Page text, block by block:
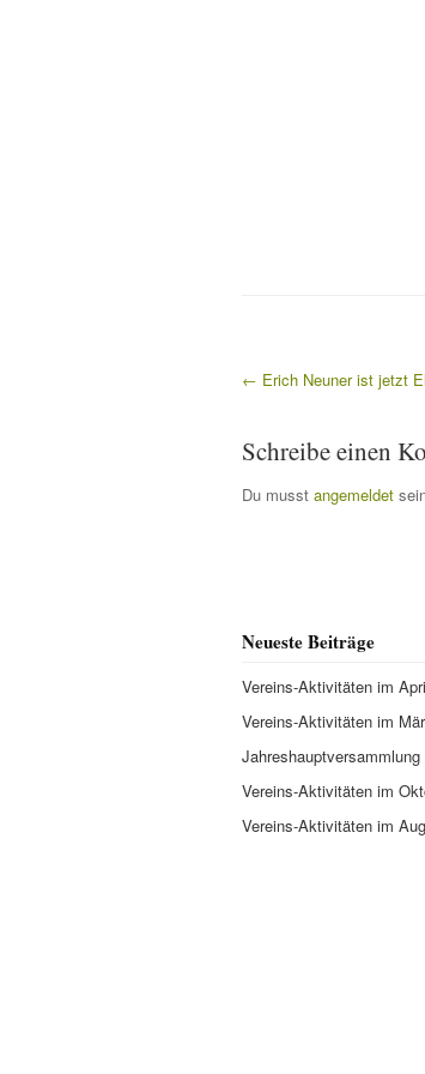
Beitragsnavigation
← Erich Neuner ist jetzt
Schreibe einen
Du musstangemeldet
Neueste Beiträge
Vereins-Aktivitäten im
Vereins-Aktivitäten im
Jahreshauptversammlung
Vereins-Aktivitäten im
Vereins-Aktivitäten im